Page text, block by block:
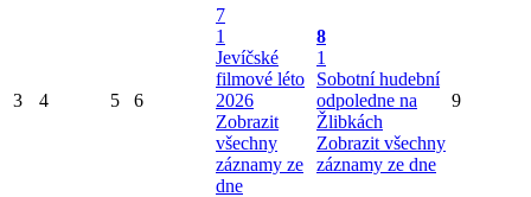
3 4 5 6
7
1
Jevíčské
filmové léto
2026
Zobrazit
všechny
záznamy ze
dne
8
1
Sobotní hudební
odpoledne na
Žlibkách
Zobrazit všechny
záznamy ze dne
9